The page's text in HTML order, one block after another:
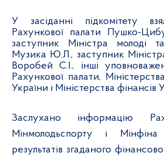
У засіданні підкомітету
Рахункової палати Пушко-
заступник Міністра молоді
Музика Ю.Л., заступник
Воробей С.І., інші
Рахункової палати,
України і Міністерства фінансів
Заслухано інформацію
Мінмолодьспорту і
результатів згаданого